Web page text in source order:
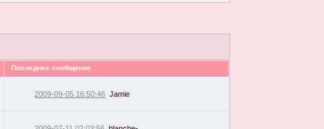
Последнее сообщение
2009-09-05 16:50:46 Jamie